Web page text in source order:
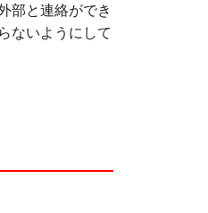
部と連絡ができ
ないようにして